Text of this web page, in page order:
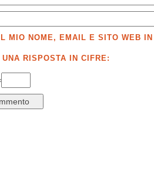
MIO NOME, EMAIL E SITO WEB
UNA RISPOSTA IN CIFRE: